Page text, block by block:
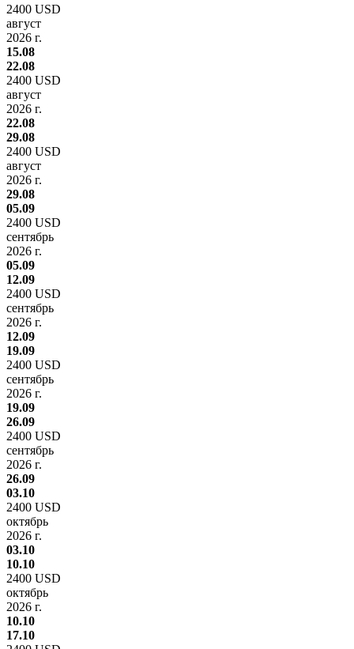
2400 USD
август
2026 г.
15.08
22.08
2400 USD
август
2026 г.
22.08
29.08
2400 USD
август
2026 г.
29.08
05.09
2400 USD
сентябрь
2026 г.
05.09
12.09
2400 USD
сентябрь
2026 г.
12.09
19.09
2400 USD
сентябрь
2026 г.
19.09
26.09
2400 USD
сентябрь
2026 г.
26.09
03.10
2400 USD
октябрь
2026 г.
03.10
10.10
2400 USD
октябрь
2026 г.
10.10
17.10